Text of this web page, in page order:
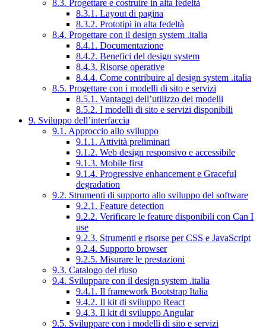
8.3. Progettare e costruire in alta fedeltà
8.3.1. Layout di pagina
8.3.2. Prototipi in alta fedeltà
8.4. Progettare con il design system .italia
8.4.1. Documentazione
8.4.2. Benefici del design system
8.4.3. Risorse operative
8.4.4. Come contribuire al design system .italia
8.5. Progettare con i modelli di sito e servizi
8.5.1. Vantaggi dell’utilizzo dei modelli
8.5.2. I modelli di sito e servizi disponibili
9. Sviluppo dell’interfaccia
9.1. Approccio allo sviluppo
9.1.1. Attività preliminari
9.1.2. Web design responsivo e accessibile
9.1.3. Mobile first
9.1.4. Progressive enhancement e Graceful
degradation
9.2. Strumenti di supporto allo sviluppo del software
9.2.1. Feature detection
9.2.2. Verificare le feature disponibili con Can I
use
9.2.3. Strumenti e risorse per CSS e JavaScript
9.2.4. Supporto browser
9.2.5. Misurare le prestazioni
9.3. Catalogo del riuso
9.4. Sviluppare con il design system .italia
9.4.1. Il framework Bootstrap Italia
9.4.2. Il kit di sviluppo React
9.4.3. Il kit di sviluppo Angular
9.5. Sviluppare con i modelli di sito e servizi